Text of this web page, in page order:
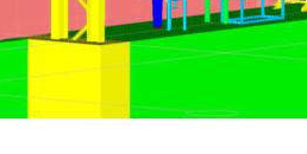
Durch die kompetente Unterstützung
zahlreiche